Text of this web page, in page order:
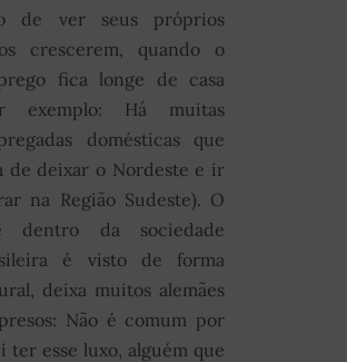
de ver seus próprios
crescerem, quando o
fica longe de casa
exemplo: Há muitas
domésticas que
de deixar o Nordeste e ir
na Região Sudeste). O
dentro da sociedade
é visto de forma
deixa muitos alemães
Não é comum por
ter esse luxo, alguém que